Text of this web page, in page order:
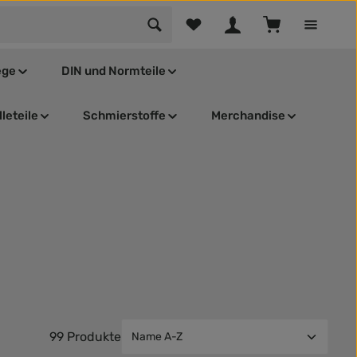
Du hast 0 Produkte auf dem
DIN und Normteile
Schmierstoffe Merchandise
99 Produkte